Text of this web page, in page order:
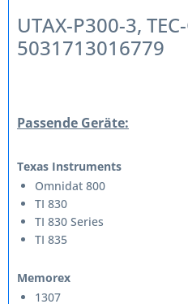
UTAX-P300-3,
5031713016779
Passende Geräte:
Texas Instruments
Omnidat 800
TI 830
TI 830 Series
TI 835
Memorex
1307